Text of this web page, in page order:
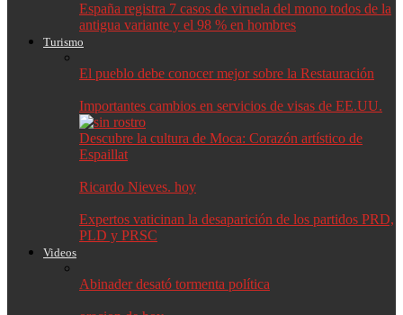
España registra 7 casos de viruela del mono todos de la
antigua variante y el 98 % en hombres
Turismo
El pueblo debe conocer mejor sobre la Restauración
Importantes cambios en servicios de visas de EE.UU.
Descubre la cultura de Moca: Corazón artístico de
Espaillat
Ricardo Nieves. hoy
Expertos vaticinan la desaparición de los partidos PRD,
PLD y PRSC
Videos
Abinader desató tormenta política